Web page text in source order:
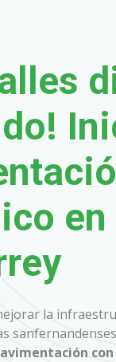
la